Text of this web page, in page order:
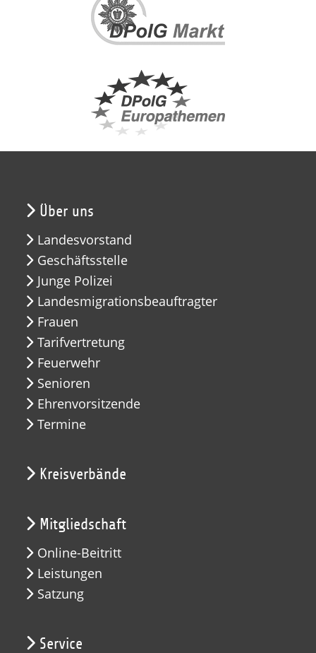
Über uns
Landesvorstand
Geschäftsstelle
Junge Polizei
Landesmigrationsbeauftragter
Frauen
Tarifvertretung
Feuerwehr
Senioren
Ehrenvorsitzende
Termine
Kreisverbände
Mitgliedschaft
Online-Beitritt
Leistungen
Satzung
Service